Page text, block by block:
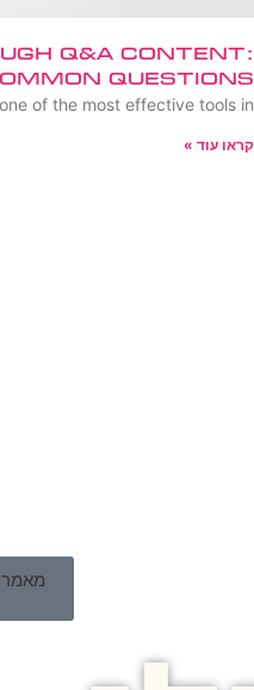
Q&A Content:
Questions
of the most effective tools in
קראו עוד »